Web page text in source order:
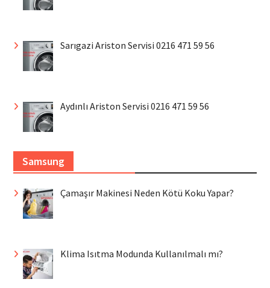
Sarıgazi Ariston Servisi 0216 471 59 56
Aydınlı Ariston Servisi 0216 471 59 56
Samsung
Çamaşır Makinesi Neden Kötü Koku Yapar?
Klima Isıtma Modunda Kullanılmalı mı?